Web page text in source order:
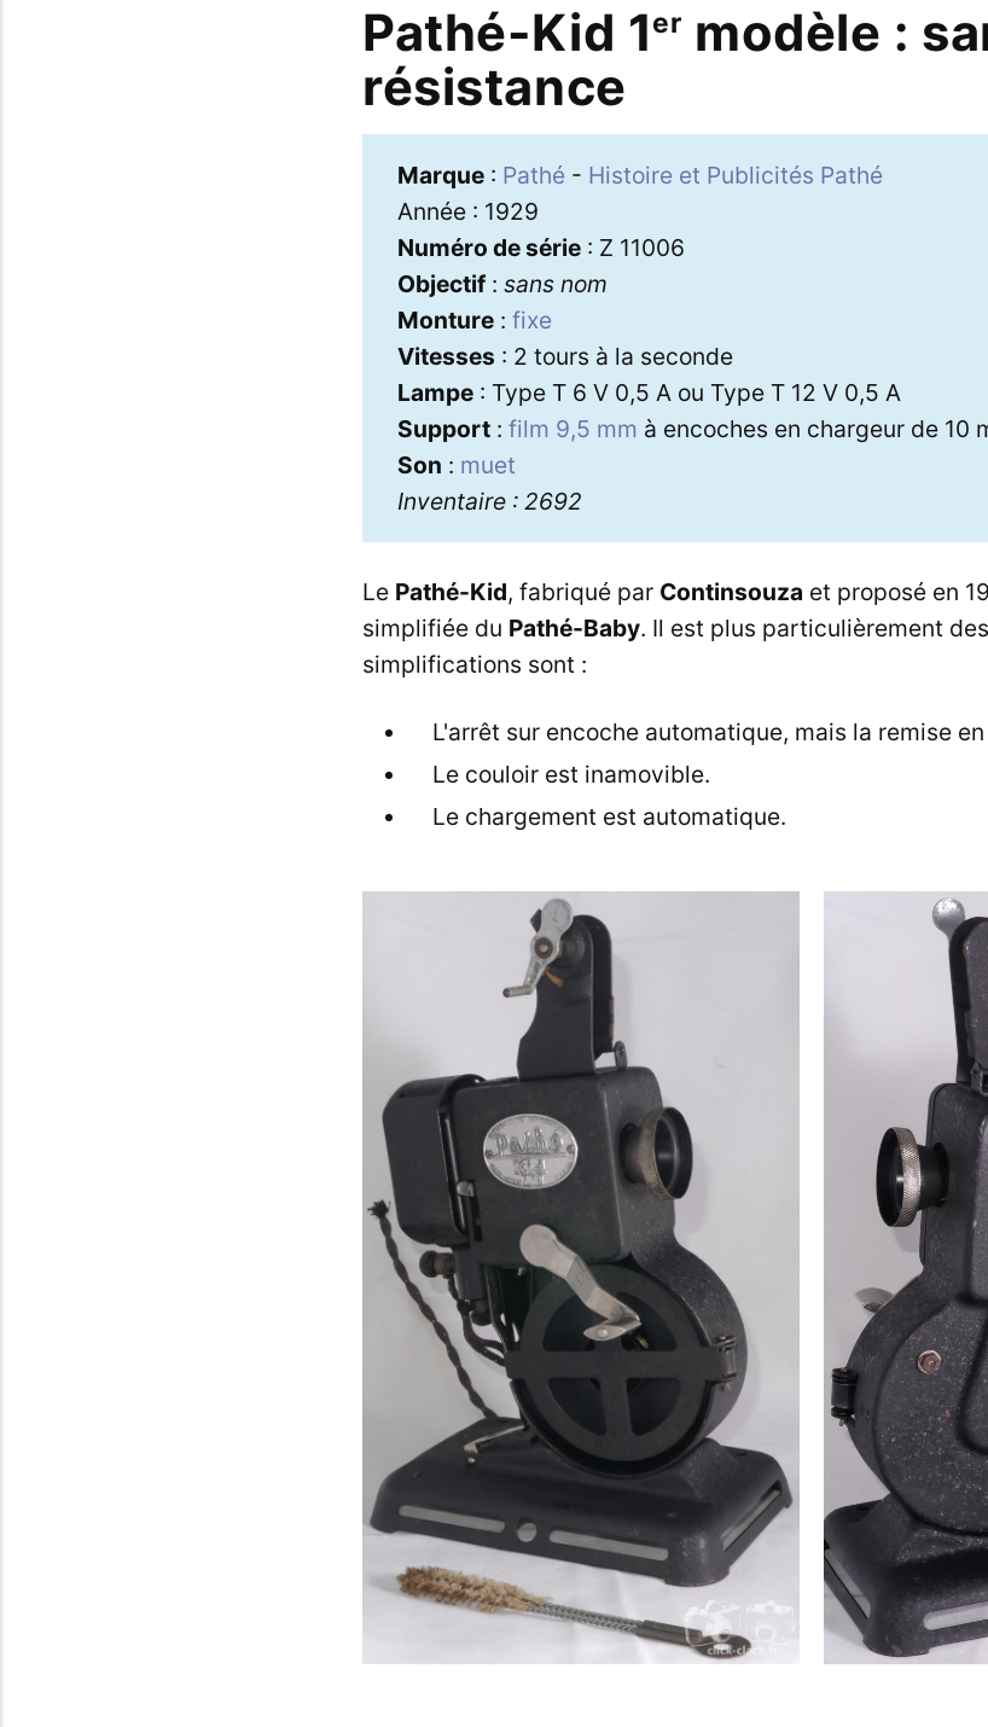
Pathé-Kid 1er modèle :
résistance
Marque: Pathé - Histoire et Publicités Pathé
Année : 1929
Numéro de série: Z 11006
Objectif: sans nom
Monture: fixe
Vitesses : 2 tours à la seconde
Lampe: Type T 6 V 0,5 A ou Type T 12 V 0,5 A
Support: film 9,5 mm à encoches en chargeur de 10
Son : muet
Inventaire : 2692
Le Pathé-Kid, fabriqué par Continsouza et proposé en
simplifiée du Pathé-Baby. Il est plus particulièrement
simplifications sont :
L'arrêt sur encoche automatique, mais la remise
Le couloir est inamovible.
Le chargement est automatique.